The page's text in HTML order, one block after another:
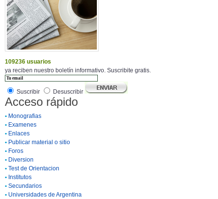
109236 usuarios
ya reciben nuestro boletín informativo. Suscribite gratis.
Suscribir Desuscribir
Acceso rápido
• Monografias
• Examenes
• Enlaces
• Publicar material o sitio
• Foros
• Diversion
• Test de Orientacion
• Institutos
• Secundarios
• Universidades de Argentina